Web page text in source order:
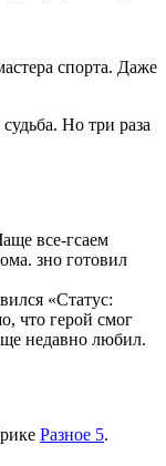
спорта. Даже
Но три раза
все-гсаем
зно готовил
«Статус:
что герой смог
недавно любил.
Разное 5.